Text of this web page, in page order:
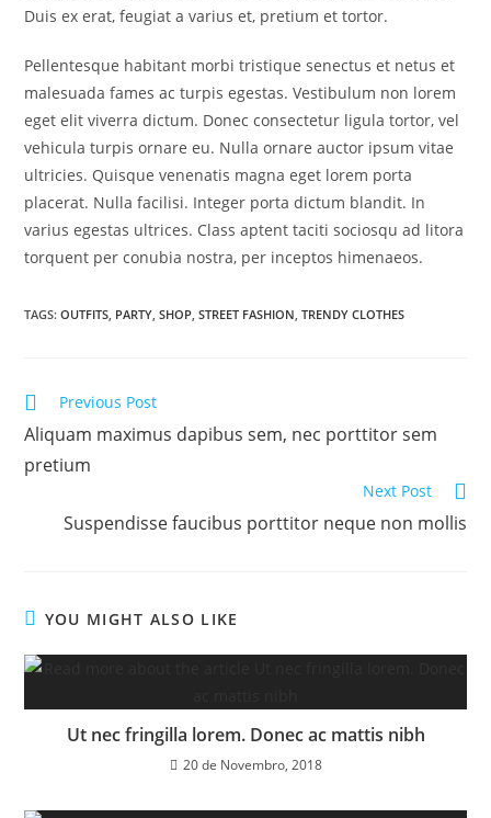
Duis ex erat, feugiat a varius et, pretium et tortor.
Pellentesque habitant morbi tristique senectus et netus et
malesuada fames ac turpis egestas. Vestibulum non lorem
eget elit viverra dictum. Donec consectetur ligula tortor, vel
vehicula turpis ornare eu. Nulla ornare auctor ipsum vitae
ultricies. Quisque venenatis magna eget lorem porta
placerat. Nulla facilisi. Integer porta dictum blandit. In
varius egestas ultrices. Class aptent taciti sociosqu ad litora
torquent per conubia nostra, per inceptos himenaeos.
TAGS:OUTFITS, PARTY, SHOP, STREET FASHION, TRENDY CLOTHES
Read
more
articles
Previous Post
Aliquam maximus dapibus sem, nec porttitor sem
pretium
Next Post
Suspendisse faucibus porttitor neque non mollis
YOU MIGHT ALSO LIKE
Ut nec fringilla lorem. Donec ac mattis nibh
20 de Novembro, 2018